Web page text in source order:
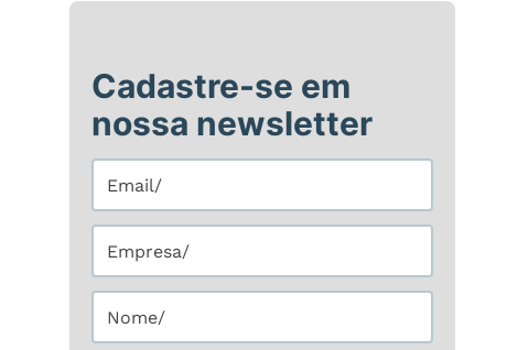
Cadastre-se em
nossa newsletter